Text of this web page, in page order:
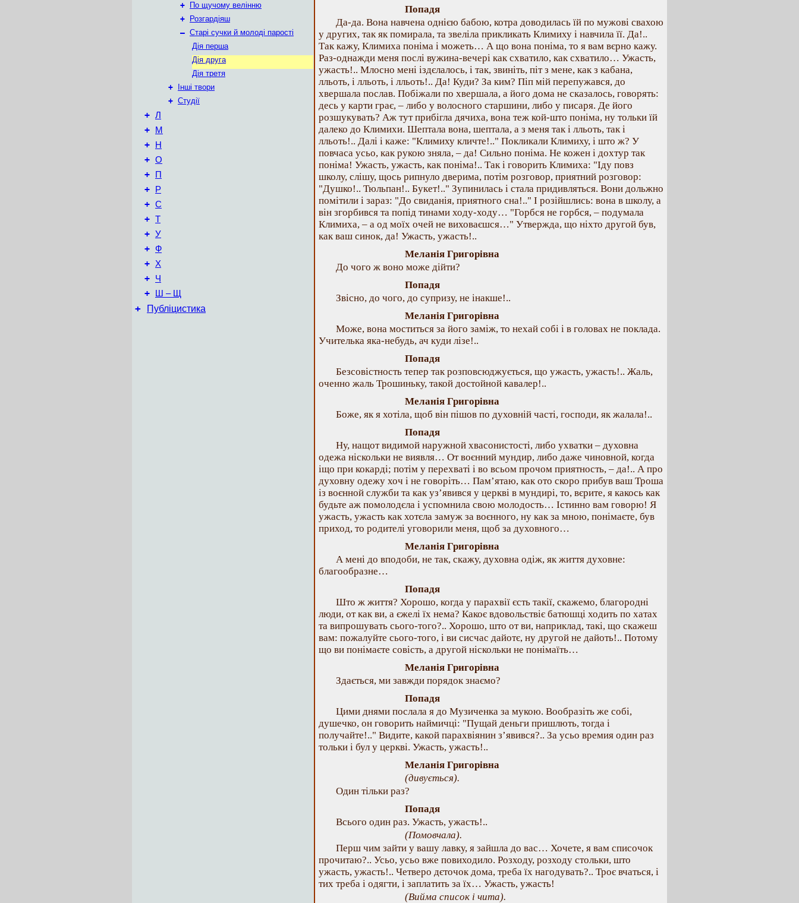
+
По щучому велінню
+
Розгардіяш
– Старі сучки й молоді парості
Дія перша
Дія друга
Дія третя
+
Інші твори
+ Студії
+ Л
+ М
+ Н
+ О
+ П
+ Р
+ С
+ Т
+ У
+ Ф
+ Х
+ Ч
+ Ш – Щ
+ Публіцистика
Попадя
Да-да. Вона навчена однією бабою, котра доводилась їй по мужові свахою
у других, так як помирала, та звеліла прикликать Климиху і навчила її. Да!..
Так кажу, Климиха поніма і можеть… А що вона поніма, то я вам вєрно кажу.
Раз-однажди меня послі вужина-вечері как схватило, как схватило… Ужасть,
ужасть!.. Млосно мені іздєлалось, і так, звиніть, піт з мене, как з кабана,
лльоть, і лльоть, і лльоть!.. Да! Куди? За ким? Піп мій перепужався, до
хвершала послав. Побіжали по хвершала, а його дома не сказалось, говорять:
десь у карти грає, – либо у волосного старшини, либо у писаря. Де його
розшукувать? Аж тут прибігла дячиха, вона теж кой-што поніма, ну тольки їй
далеко до Климихи. Шептала вона, шептала, а з меня так і лльоть, так і
лльоть!.. Далі і каже: "Климиху кличте!.." Покликали Климиху, і што ж? У
повчаса усьо, как рукою зняла, – да! Сильно поніма. Не кожен і дохтур так
поніма! Ужасть, ужасть, как поніма!.. Так і говорить Климиха: "Іду повз
школу, слішу, щось рипнуло дверима, потім розговор, приятний розговор:
"Душко!.. Тюльпан!.. Букет!.." Зупинилась і стала придивляться. Вони дольжно
помітили і зараз: "До свиданія, приятного сна!.." І розійшлись: вона в школу, а
він згорбився та попід тинами ходу-ходу… "Горбся не горбся, – подумала
Климиха, – а од моїх очей не виховаєшся…" Утвержда, що ніхто другой був,
как ваш синок, да! Ужасть, ужасть!..
Меланія Григорівна
До чого ж воно може дійти?
Попадя
Звісно, до чого, до супризу, не інакше!..
Меланія Григорівна
Може, вона моститься за його заміж, то нехай собі і в головах не поклада.
Учителька яка-небудь, ач куди лізе!..
Попадя
Безсовістность тепер так розповсюджується, що ужасть, ужасть!.. Жаль,
оченно жаль Трошиньку, такой достойной кавалер!..
Меланія Григорівна
Боже, як я хотіла, щоб він пішов по духовній часті, господи, як жалала!..
Попадя
Ну, нащот видимой наружной хвасонистості, либо ухватки – духовна
одежа ніскольки не виявля… От воєнний мундир, либо даже чиновной, когда
іщо при кокарді; потім у перехваті і во всьом прочом приятность, – да!.. А про
духовну одежу хоч і не говоріть… Пам’ятаю, как ото скоро прибув ваш Троша
із воєнной служби та как уз’явився у церкві в мундирі, то, вєрите, я какось как
будьте аж помолодєла і успомнила свою молодость… Істинно вам говорю! Я
ужасть, ужасть как хотєла замуж за воєнного, ну как за мною, понімаєте, був
приход, то родителі уговорили меня, щоб за духовного…
Меланія Григорівна
А мені до вподоби, не так, скажу, духовна одіж, як життя духовне:
благообразне…
Попадя
Што ж життя? Хорошо, когда у парахвії єсть такії, скажемо, благородні
люди, от как ви, а єжелі їх нема? Какоє вдовольствіє батюшці ходить по хатах
та випрошувать сього-того?.. Хорошо, што от ви, наприклад, такі, що скажеш
вам: пожалуйте сього-того, і ви сисчас дайотє, ну другой не дайоть!.. Потому
що ви понімаєте совість, а другой ніскольки не понімаїть…
Меланія Григорівна
Здається, ми завжди порядок знаємо?
Попадя
Цими днями послала я до Музиченка за мукою. Вообразіть же собі,
душечко, он говорить наймичці: "Пущай деньги пришлють, тогда і
получайте!.." Видите, какой парахвіянин з’явився?.. За усьо времия один раз
тольки і бул у церкві. Ужасть, ужасть!..
Меланія Григорівна
(дивується).
Один тільки раз?
Попадя
Всього один раз. Ужасть, ужасть!..
(Помовчала).
Перш чим зайти у вашу лавку, я зайшла до вас… Хочете, я вам списочок
прочитаю?.. Усьо, усьо вже повиходило. Розходу, розходу стольки, што
ужасть, ужасть!.. Четверо дєточок дома, треба їх нагодувать?.. Троє вчаться, і
тих треба і одягти, і заплатить за їх… Ужасть, ужасть!
(Вийма список і чита).